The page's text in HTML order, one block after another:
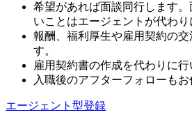
希望があれば面談同行します
いことはエージェントが代わり
報酬、福利厚生や雇用契約の交
す。
雇用契約書の作成を代わりに行
入職後のアフターフォローもお
エージェント型登録